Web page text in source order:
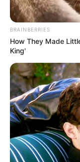
BRAINBERRIES
How They Made
King'